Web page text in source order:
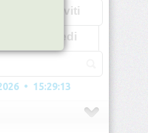
Iscriviti
Accedi
• 15:29:16